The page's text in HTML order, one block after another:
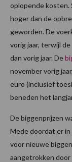
oplopende kosten.
hoger dan de
geworden. De
vorig jaar, terwijl
dan vorig jaar. De
november vorig
euro (inclusief
beneden het
De biggenprijzen
Mede doordat er
voor nieuwe
aangetrokken